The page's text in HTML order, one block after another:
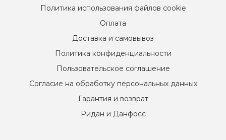
Политика использования файлов cookie
Оплата
Доставка и самовывоз
Политика конфиденциальности
Пользовательское соглашение
Согласие на обработку персональных данных
Гарантия и возврат
Ридан и Данфосс